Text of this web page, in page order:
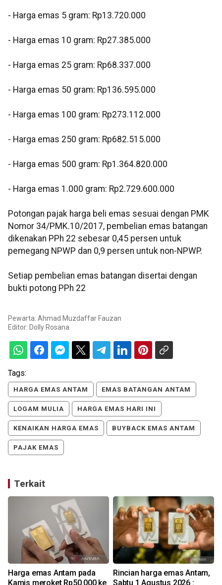
‎- Harga emas 5 gram: Rp13.720.000
‎- Harga emas 10 gram: Rp27.385.000
‎- Harga emas 25 gram: Rp68.337.000
‎- Harga emas 50 gram: Rp136.595.000
‎- Harga emas 100 gram: Rp273.112.000
‎- Harga emas 250 gram: Rp682.515.000
‎- Harga emas 500 gram: Rp1.364.820.000
‎- Harga emas 1.000 gram: Rp2.729.600.000
‎‎Potongan pajak harga beli emas sesuai dengan PMK
Nomor 34/PMK.10/2017, pembelian emas batangan
dikenakan PPh 22 sebesar 0,45 persen untuk
pemegang NPWP dan 0,9 persen untuk non-NPWP.
Setiap pembelian emas batangan disertai dengan
bukti potong PPh 22
Pewarta: Ahmad Muzdaffar Fauzan
Editor: Dolly Rosana
Tags:
HARGA EMAS ANTAM EMAS BATANGAN ANTAM
LOGAM MULIA HARGA EMAS HARI INI
KENAIKAN HARGA EMAS BUYBACK EMAS ANTAM
PAJAK EMAS
Terkait
Harga emas Antam pada
Kamis meroket Rp50.000 ke
Rincian harga emas Antam,
Sabtu 1 Agustus 2026 :